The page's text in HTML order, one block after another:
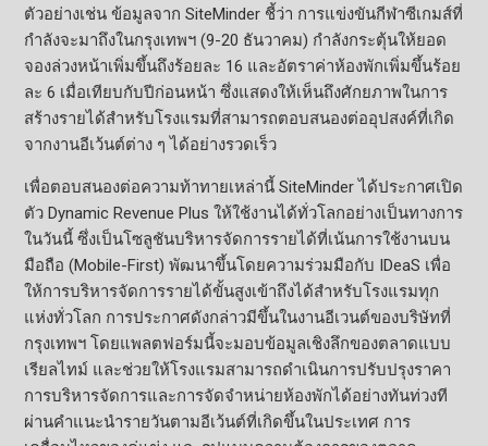
ตัวอย่างเช่น ข้อมูลจาก SiteMinder ชี้ว่า การแข่งขันกีฬาซีเกมส์ที่
กำลังจะมาถึงในกรุงเทพฯ (9-20 ธันวาคม) กำลังกระตุ้นให้ยอด
จองล่วงหน้าเพิ่มขึ้นถึงร้อยละ 16 และอัตราค่าห้องพักเพิ่มขึ้นร้อย
ละ 6 เมื่อเทียบกับปีก่อนหน้า ซึ่งแสดงให้เห็นถึงศักยภาพในการ
สร้างรายได้สำหรับโรงแรมที่สามารถตอบสนองต่ออุปสงค์ที่เกิด
จากงานอีเว้นต์ต่าง ๆ ได้อย่างรวดเร็ว
เพื่อตอบสนองต่อความท้าทายเหล่านี้ SiteMinder ได้ประกาศเปิด
ตัว Dynamic Revenue Plus ให้ใช้งานได้ทั่วโลกอย่างเป็นทางการ
ในวันนี้ ซึ่งเป็นโซลูชันบริหารจัดการรายได้ที่เน้นการใช้งานบน
มือถือ (Mobile-First) พัฒนาขึ้นโดยความร่วมมือกับ IDeaS เพื่อ
ให้การบริหารจัดการรายได้ขั้นสูงเข้าถึงได้สำหรับโรงแรมทุก
แห่งทั่วโลก การประกาศดังกล่าวมีขึ้นในงานอีเวนต์ของบริษัทที่
กรุงเทพฯ โดยแพลตฟอร์มนี้จะมอบข้อมูลเชิงลึกของตลาดแบบ
เรียลไทม์ และช่วยให้โรงแรมสามารถดำเนินการปรับปรุงราคา
การบริหารจัดการและการจัดจำหน่ายห้องพักได้อย่างทันท่วงที
ผ่านคำแนะนำรายวันตามอีเว้นต์ที่เกิดขึ้นในประเทศ การ